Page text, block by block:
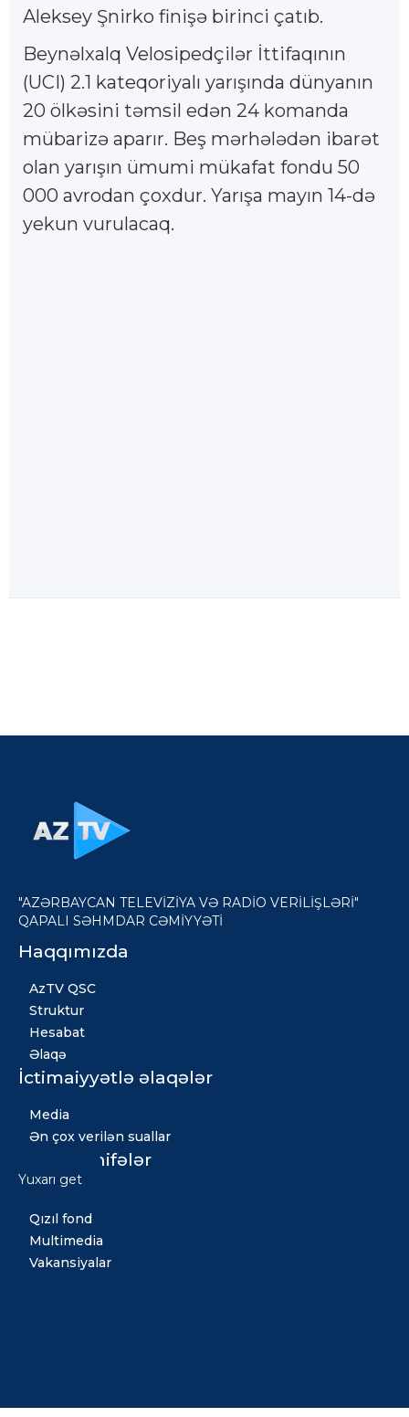
Aleksey Şnirko finişə birinci çatıb.
Beynəlxalq Velosipedçilər İttifaqının
(UCI) 2.1 kateqoriyalı yarışında dünyanın
20 ölkəsini təmsil edən 24 komanda
mübarizə aparır. Beş mərhələdən ibarət
olan yarışın ümumi mükafat fondu 50
000 avrodan çoxdur. Yarışa mayın 14-də
yekun vurulacaq.
"AZƏRBAYCAN TELEVİZİYA VƏ RADİO VERİLİŞLƏRİ"
QAPALI SƏHMDAR CƏMİYYƏTİ
Haqqımızda
AzTV QSC
Struktur
Hesabat
Əlaqə
İctimaiyyətlə əlaqələr
Media
Ən çox verilən suallar
Digər səhifələr
Qızıl fond
Multimedia
Vakansiyalar
Yuxarı get